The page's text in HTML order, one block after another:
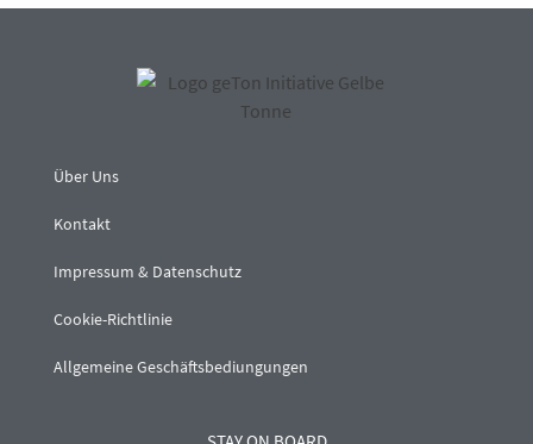
Über Uns
Kontakt
Impressum & Datenschutz
Cookie-Richtlinie
Allgemeine Geschäftsbediungungen